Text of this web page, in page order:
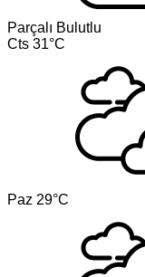
Parçalı Bulutlu
Cts 31°C
Paz 29°C